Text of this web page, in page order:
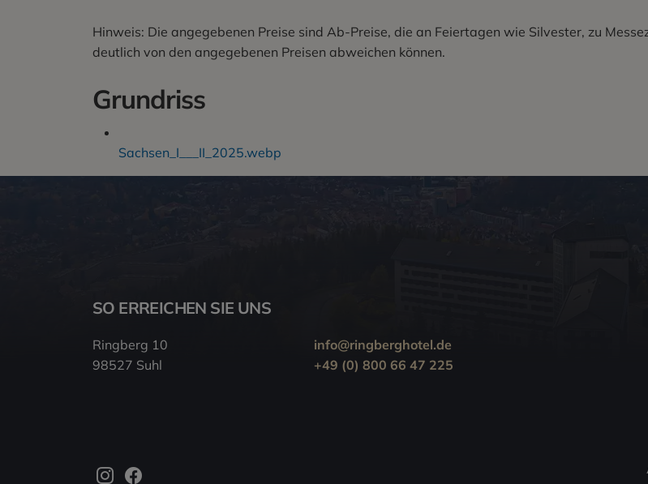
Hinweis: Die angegebenen Preise sind Ab-Preise, die an Feiertagen wie Silvester, zu
deutlich von den angegebenen Preisen abweichen können.
Grundriss
Sachsen_I___II_2025.webp
SO ERREICHEN SIE UNS
Ringberg 10
98527 Suhl
info@ringberghotel.de
+49 (0) 800 66 47 225